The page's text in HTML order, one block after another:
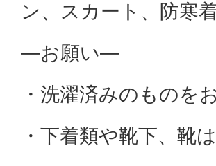
ン、スカート、防寒
―お願い―
・洗濯済みのものを
・下着類や靴下、靴